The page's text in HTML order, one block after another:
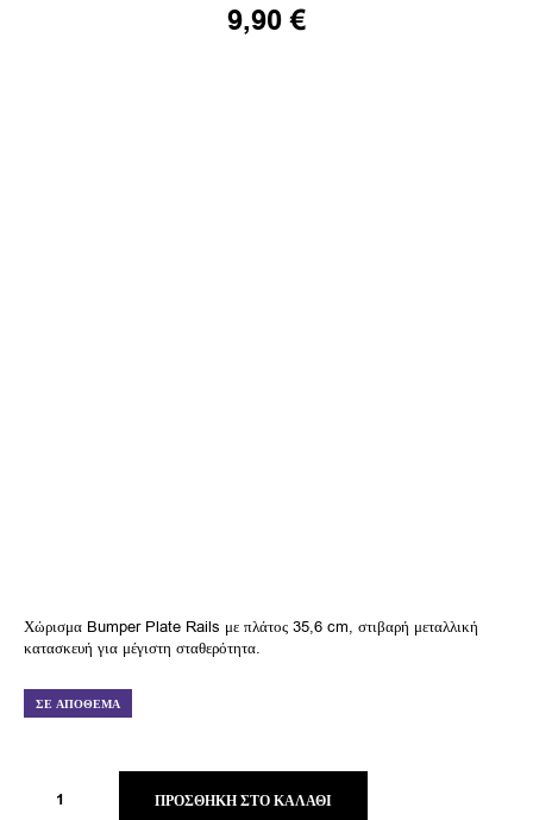
9,90€
Χώρισμα Bumper Plate Rails με πλάτος 35,6 cm, στιβαρή μεταλλική
κατασκευή για μέγιστη σταθερότητα.
ΣΕ ΑΠΌΘΕΜΑ
ΠΡΟΣΘΉΚΗ ΣΤΟ ΚΑΛΆΘΙ